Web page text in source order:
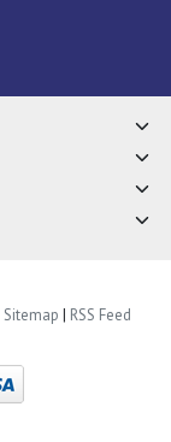
Sitemap | RSS Feed